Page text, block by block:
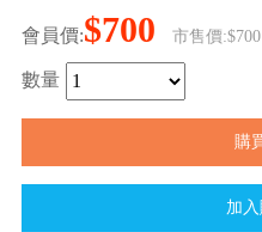
會員價:$700 市售價:$700
數量